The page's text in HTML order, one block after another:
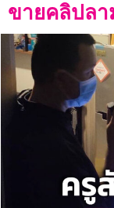
ขายคลิปลา